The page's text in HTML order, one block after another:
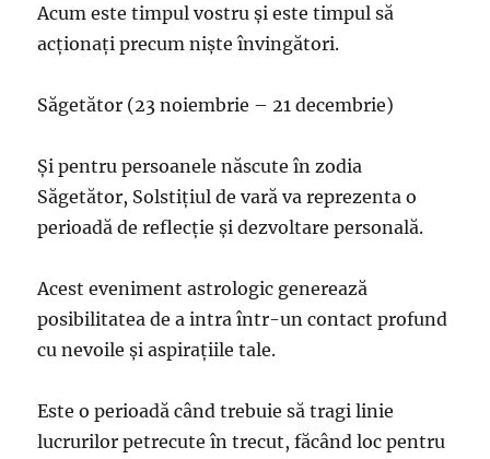
Acum este timpul vostru și este timpul să
acționați precum niște învingători.
Săgetător (23 noiembrie – 21 decembrie)
Și pentru persoanele născute în zodia
Săgetător, Solstițiul de vară va reprezenta o
perioadă de reflecție și dezvoltare personală.
Acest eveniment astrologic generează
posibilitatea de a intra într-un contact profund
cu nevoile și aspirațiile tale.
Este o perioadă când trebuie să tragi linie
lucrurilor petrecute în trecut, făcând loc pentru